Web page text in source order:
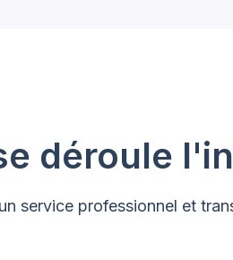
déroule
service professionnel et